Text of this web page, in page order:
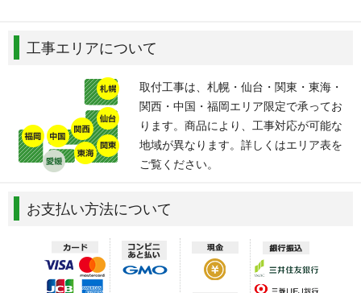
工事エリアについて
取付工事は、札幌・仙台・関東・東海・
関西・中国・福岡エリア限定で承ってお
ります。商品により、工事対応が可能な
地域が異なります。詳しくはエリア表を
ご覧ください。
お支払い方法について